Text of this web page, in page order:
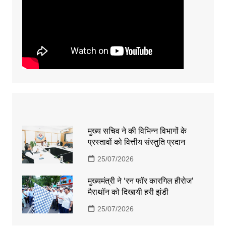
मुख्य सचिव ने की विभिन्न विभागों के
प्रस्तावों को वित्तीय संस्तुति प्रदान
25/07/2026
मुख्यमंत्री ने ‘रन फॉर कारगिल हीरोज’
मैराथॉन को दिखायी हरी झंडी
25/07/2026